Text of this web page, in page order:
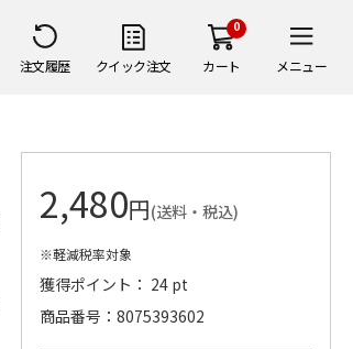
注文履歴 クイック注文
0
カート メニュー
2,480円(送料・税込)
※軽減税率対象
獲得ポイント： 24 pt
商品番号
8075393602